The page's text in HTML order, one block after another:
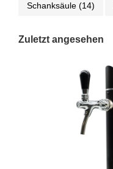
Schanksäule (14)
Zuletzt angesehen